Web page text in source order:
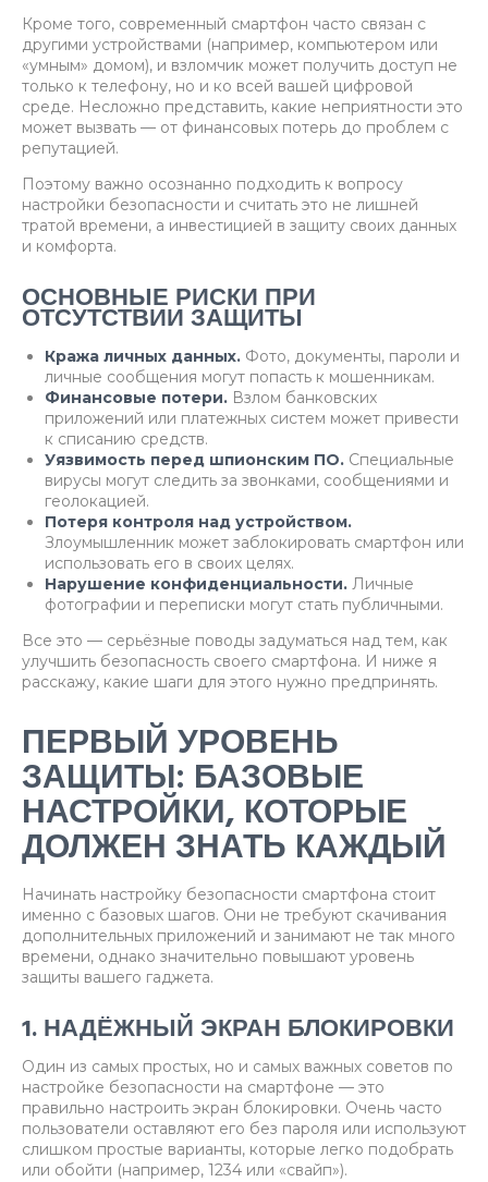
Кроме того, современный смартфон часто связан с
другими устройствами (например, компьютером или
«умным» домом), и взломчик может получить доступ не
только к телефону, но и ко всей вашей цифровой
среде. Несложно представить, какие неприятности это
может вызвать — от финансовых потерь до проблем с
репутацией.
Поэтому важно осознанно подходить к вопросу
настройки безопасности и считать это не лишней
тратой времени, а инвестицией в защиту своих данных
и комфорта.
ОСНОВНЫЕ РИСКИ ПРИ
ОТСУТСТВИИ ЗАЩИТЫ
Кража личных данных. Фото, документы, пароли и
личные сообщения могут попасть к мошенникам.
Финансовые потери. Взлом банковских
приложений или платежных систем может привести
к списанию средств.
Уязвимость перед шпионским ПО. Специальные
вирусы могут следить за звонками, сообщениями и
геолокацией.
Потеря контроля над устройством.
Злоумышленник может заблокировать смартфон или
использовать его в своих целях.
Нарушение конфиденциальности. Личные
фотографии и переписки могут стать публичными.
Все это — серьёзные поводы задуматься над тем, как
улучшить безопасность своего смартфона. И ниже я
расскажу, какие шаги для этого нужно предпринять.
ПЕРВЫЙ УРОВЕНЬ
ЗАЩИТЫ: БАЗОВЫЕ
НАСТРОЙКИ, КОТОРЫЕ
ДОЛЖЕН ЗНАТЬ КАЖДЫЙ
Начинать настройку безопасности смартфона стоит
именно с базовых шагов. Они не требуют скачивания
дополнительных приложений и занимают не так много
времени, однако значительно повышают уровень
защиты вашего гаджета.
1. НАДЁЖНЫЙ ЭКРАН БЛОКИРОВКИ
Один из самых простых, но и самых важных советов по
настройке безопасности на смартфоне — это
правильно настроить экран блокировки. Очень часто
пользователи оставляют его без пароля или используют
слишком простые варианты, которые легко подобрать
или обойти (например, 1234 или «свайп»).